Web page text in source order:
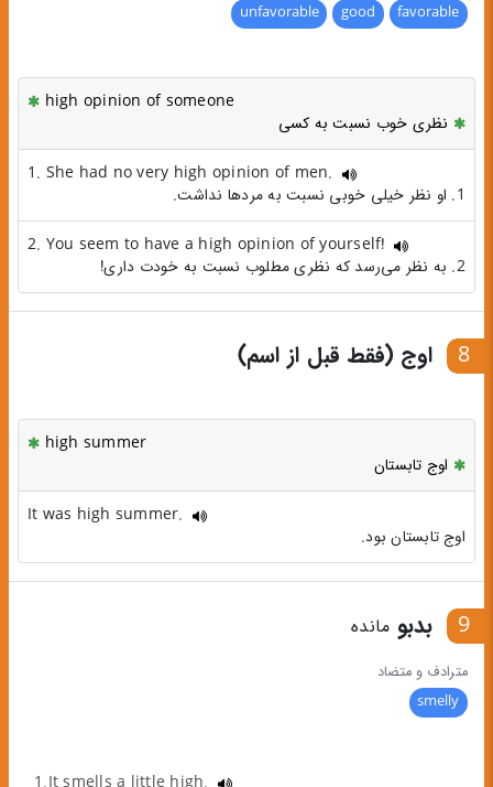
favorable
good
unfavorable
high opinion of someone
نظری خوب نسبت به کسی
1. She had no very high opinion of men.
1. او نظر خیلی خوبی نسبت به مردها نداشت.
2. You seem to have a high opinion of yourself!
2. به نظر می‌رسد که نظری مطلوب نسبت به خودت داری!
8 اوج (فقط قبل از اسم)
high summer
اوج تابستان
It was high summer.
اوج تابستان بود.
9 بدبو مانده
مترادف و متضاد
smelly